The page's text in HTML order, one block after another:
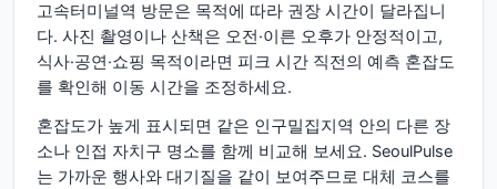
고속터미널역 방문은 목적에 따라 권장 시간이 달라집니
다. 사진 촬영이나 산책은 오전·이른 오후가 안정적이고,
식사·공연·쇼핑 목적이라면 피크 시간 직전의 예측 혼잡도
를 확인해 이동 시간을 조정하세요.
혼잡도가 높게 표시되면 같은 인구밀집지역 안의 다른 장
소나 인접 자치구 명소를 함께 비교해 보세요. SeoulPulse
는 가까운 행사와 대기질을 같이 보여주므로 대체 코스를